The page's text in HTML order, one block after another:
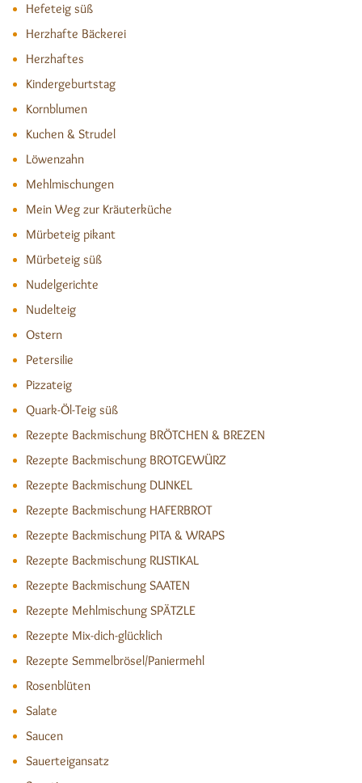
Hefeteig süß
Herzhafte Bäckerei
Herzhaftes
Kindergeburtstag
Kornblumen
Kuchen & Strudel
Löwenzahn
Mehlmischungen
Mein Weg zur Kräuterküche
Mürbeteig pikant
Mürbeteig süß
Nudelgerichte
Nudelteig
Ostern
Petersilie
Pizzateig
Quark-Öl-Teig süß
Rezepte Backmischung BRÖTCHEN & BREZEN
Rezepte Backmischung BROTGEWÜRZ
Rezepte Backmischung DUNKEL
Rezepte Backmischung HAFERBROT
Rezepte Backmischung PITA & WRAPS
Rezepte Backmischung RUSTIKAL
Rezepte Backmischung SAATEN
Rezepte Mehlmischung SPÄTZLE
Rezepte Mix-dich-glücklich
Rezepte Semmelbrösel/Paniermehl
Rosenblüten
Salate
Saucen
Sauerteigansatz